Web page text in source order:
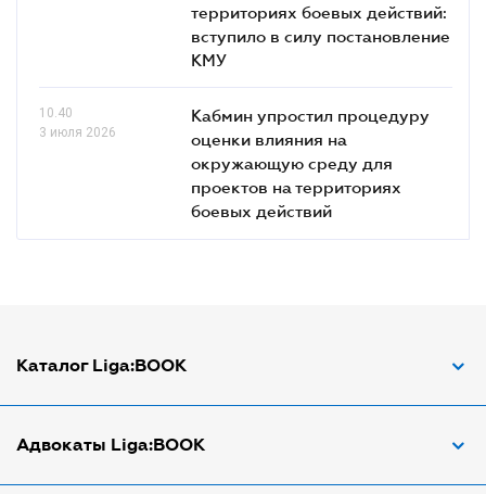
территориях боевых действий:
вступило в силу постановление
КМУ
10.40
3 июля 2026
Кабмин упростил процедуру
оценки влияния на
окружающую среду для
проектов на территориях
боевых действий
Каталог Liga:BOOK
Адвокат по трудовым спорам
Адвокаты Liga:BOOK